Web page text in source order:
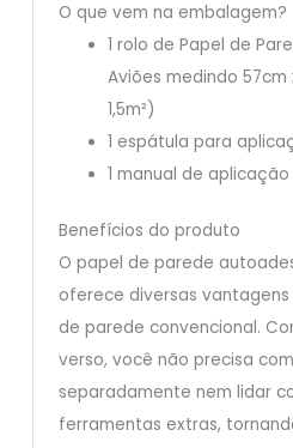
O que vem na embalagem?
1 rolo de Papel de
Aviões medindo
1,5m²)
1 espátula para
1 manual de
Benefícios do produto
O papel de parede
oferece diversas
de parede convencional.
verso, você não precisa
separadamente nem lidar
ferramentas extras,